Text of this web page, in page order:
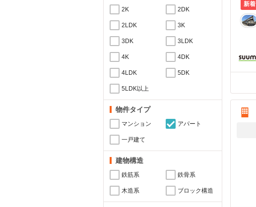
2K 2DK
2LDK 3K
3DK 3LDK
4K 4DK
4LDK 5DK
5LDK以上
物件タイプ
マンション アパート
一戸建て
建物構造
鉄筋系 鉄骨系
木造系 ブロック構造
新着